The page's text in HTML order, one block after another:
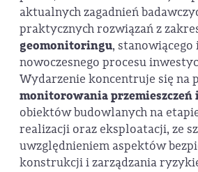
aktualnych zagadnień
praktycznych rozwiązań z
geomonitoringu,
nowoczesnego procesu
Wydarzenie koncentruje się na
monitorowania przemieszczeń
obiektów budowlanych na
realizacji oraz eksploatacji, ze
uwzględnieniem aspektów
konstrukcji i zarządzania